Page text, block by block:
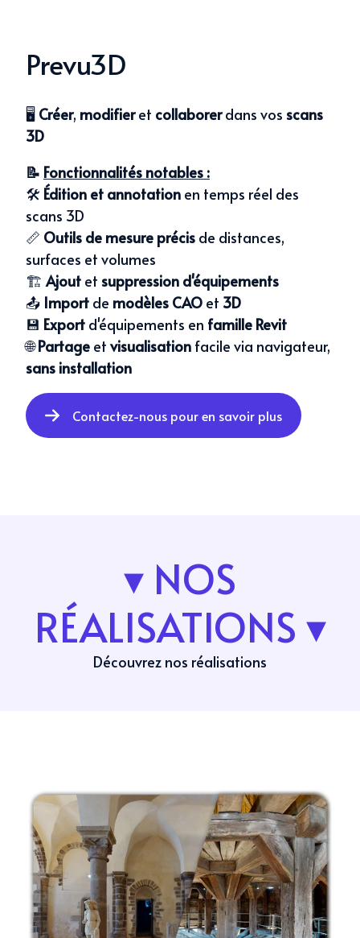
Prevu3D
🖥️ Créer, modifieret collaborerdans vos scans
3D
📝 Fonctionnalités notables :
🛠️ Édition et annotation en temps réel des
scans 3D
📏 Outils de mesure précis de distances,
surfaces et volumes
🏗️Ajout et suppression d'équipements
📤 Import de modèles CAO et 3D
💾 Export d'équipements en famille Revit
🌐Partage et visualisation facile via navigateur,
sans installation
Contactez-nous pour en savoir plus
▾ NOS
RÉALISATIONS ▾
Découvrez nos réalisations